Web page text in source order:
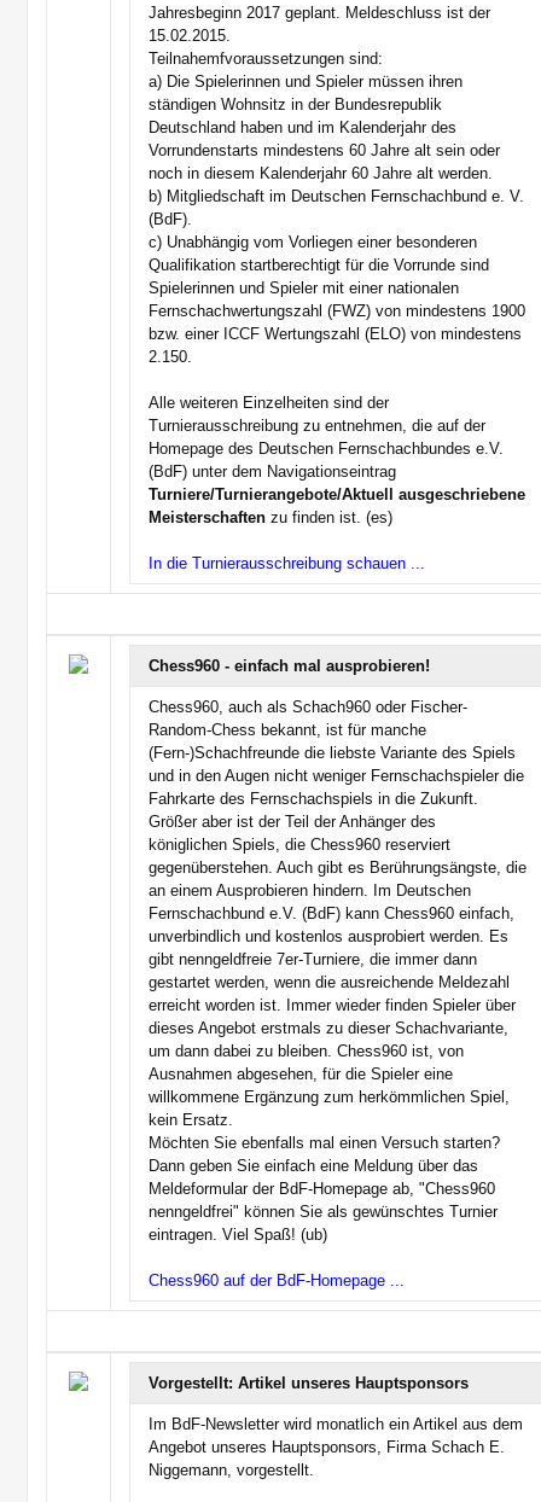
Jahresbeginn 2017 geplant. Meldeschluss ist der
15.02.2015.
Teilnahemfvoraussetzungen sind:
a) Die Spielerinnen und Spieler müssen ihren
ständigen Wohnsitz in der Bundesrepublik
Deutschland haben und im Kalenderjahr des
Vorrundenstarts mindestens 60 Jahre alt sein oder
noch in diesem Kalenderjahr 60 Jahre alt werden.
b) Mitgliedschaft im Deutschen Fernschachbund e. V.
(BdF).
c) Unabhängig vom Vorliegen einer besonderen
Qualifikation startberechtigt für die Vorrunde sind
Spielerinnen und Spieler mit einer nationalen
Fernschachwertungszahl (FWZ) von mindestens 1900
bzw. einer ICCF Wertungszahl (ELO) von mindestens
2.150.
Alle weiteren Einzelheiten sind der
Turnierausschreibung zu entnehmen, die auf der
Homepage des Deutschen Fernschachbundes e.V.
(BdF) unter dem Navigationseintrag
Turniere/Turnierangebote/Aktuell ausgeschriebene
Meisterschaftenzu finden ist. (es)
In die Turnierausschreibung schauen ...
Chess960 - einfach mal ausprobieren!
Chess960, auch als Schach960 oder Fischer-
Random-Chess bekannt, ist für manche
(Fern-)Schachfreunde die liebste Variante des Spiels
und in den Augen nicht weniger Fernschachspieler die
Fahrkarte des Fernschachspiels in die Zukunft.
Größer aber ist der Teil der Anhänger des
königlichen Spiels, die Chess960 reserviert
gegenüberstehen. Auch gibt es Berührungsängste, die
an einem Ausprobieren hindern. Im Deutschen
Fernschachbund e.V. (BdF) kann Chess960 einfach,
unverbindlich und kostenlos ausprobiert werden. Es
gibt nenngeldfreie 7er-Turniere, die immer dann
gestartet werden, wenn die ausreichende Meldezahl
erreicht worden ist. Immer wieder finden Spieler über
dieses Angebot erstmals zu dieser Schachvariante,
um dann dabei zu bleiben. Chess960 ist, von
Ausnahmen abgesehen, für die Spieler eine
willkommene Ergänzung zum herkömmlichen Spiel,
kein Ersatz.
Möchten Sie ebenfalls mal einen Versuch starten?
Dann geben Sie einfach eine Meldung über das
Meldeformular der BdF-Homepage ab, "Chess960
nenngeldfrei" können Sie als gewünschtes Turnier
eintragen. Viel Spaß! (ub)
Chess960 auf der BdF-Homepage ...
Vorgestellt: Artikel unseres Hauptsponsors
Im BdF-Newsletter wird monatlich ein Artikel aus dem
Angebot unseres Hauptsponsors, Firma Schach E.
Niggemann, vorgestellt.